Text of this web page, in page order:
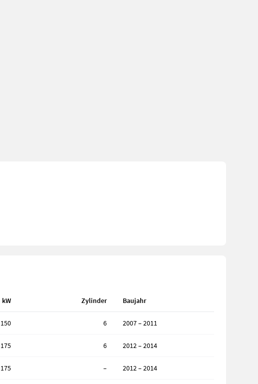
kW Zylinder Baujahr
150 6 2007 – 2011
175 6 2012 – 2014
175 – 2012 – 2014